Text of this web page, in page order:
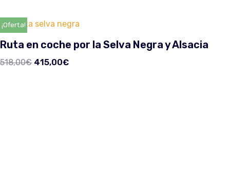
¡Oferta!
Ruta en coche por la Selva Negra y Alsacia
518,00€ 415,00€